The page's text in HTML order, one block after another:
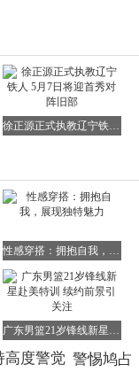
实在令人不齿。
徐正源正式执教辽宁铁人 5月7日将迎首秀对阵旧部
性感穿搭：拥抱自我，展现独特魅力
广东男篮21岁锋线新星赴美特训 续约前景引关注
警惕鸠占